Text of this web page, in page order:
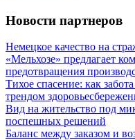
Новости партнеров
Немецкое качество на
«Мельхозе» предлагает
предотвращения
Тихое спасение: как
трендом
Вид на жительство под
поспешных решений
Баланс между заказом и